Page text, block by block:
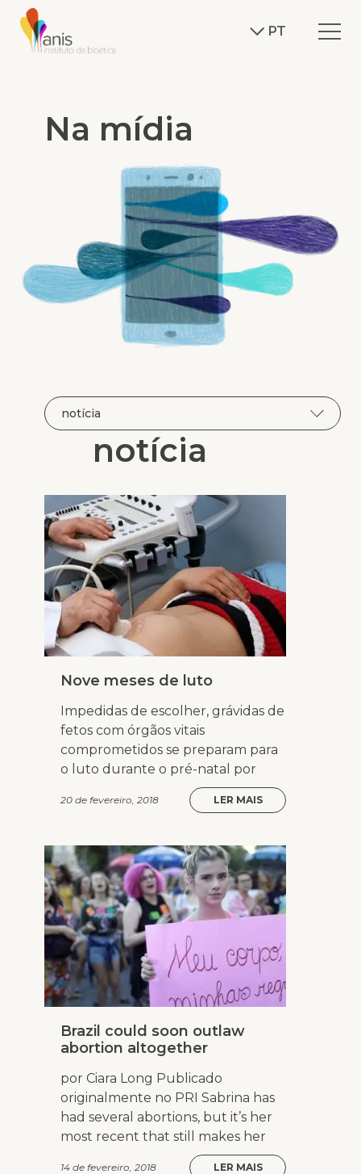
PT
Na mídia
notícia
Nove meses de luto
Impedidas de escolher, grávidas de
fetos com órgãos vitais
comprometidos se preparam para
o luto durante o pré-natal por
20 de fevereiro, 2018 LER MAIS
Brazil could soon outlaw
abortion altogether
por Ciara Long Publicado
originalmente no PRI Sabrina has
had several abortions, but it’s her
most recent that still makes her
14 de fevereiro, 2018 LER MAIS